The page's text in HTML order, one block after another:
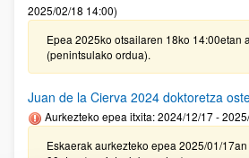
2025/02/18 14:00)
Epea 2025ko otsailaren 18ko 14:00etan
(penintsulako ordua).
Juan de la Cierva 2024 doktoretza
Aurkezteko epea itxita: 2024/12/17 -
Eskaerak aurkezteko epea 2025/01/